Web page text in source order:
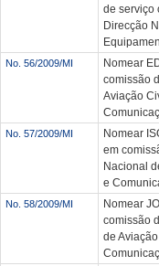
de serviço
Direcção
No. 56/2009/MI
Nomear
comissão
Aviação
No. 57/2009/MI
Nomear
em
Nacional
e
No. 58/2009/MI
Nomear
comissão
de